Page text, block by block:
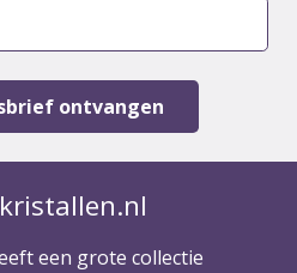
een grote collectie